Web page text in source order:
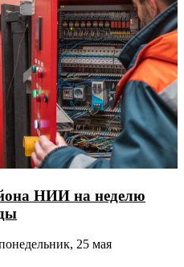
НИИ на неделю
25 мая